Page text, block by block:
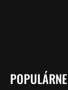
POPULÁRNE